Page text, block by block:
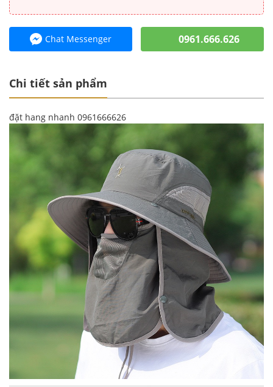
Chat Messenger 0961.666.626
Chi tiết sản phẩm
đặt hang nhanh 0961666626